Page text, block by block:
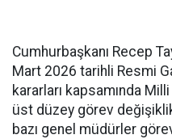
Cumhurbaşkanı Recep
Mart 2026 tarihli Resmi
kararları kapsamında
üst düzey görev
bazı genel müdürler